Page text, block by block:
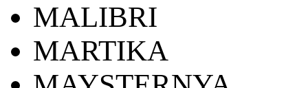
MALIBRI
MARTIKA